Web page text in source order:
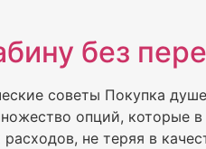
без
советы Покупка
опций, которые
не теряя в